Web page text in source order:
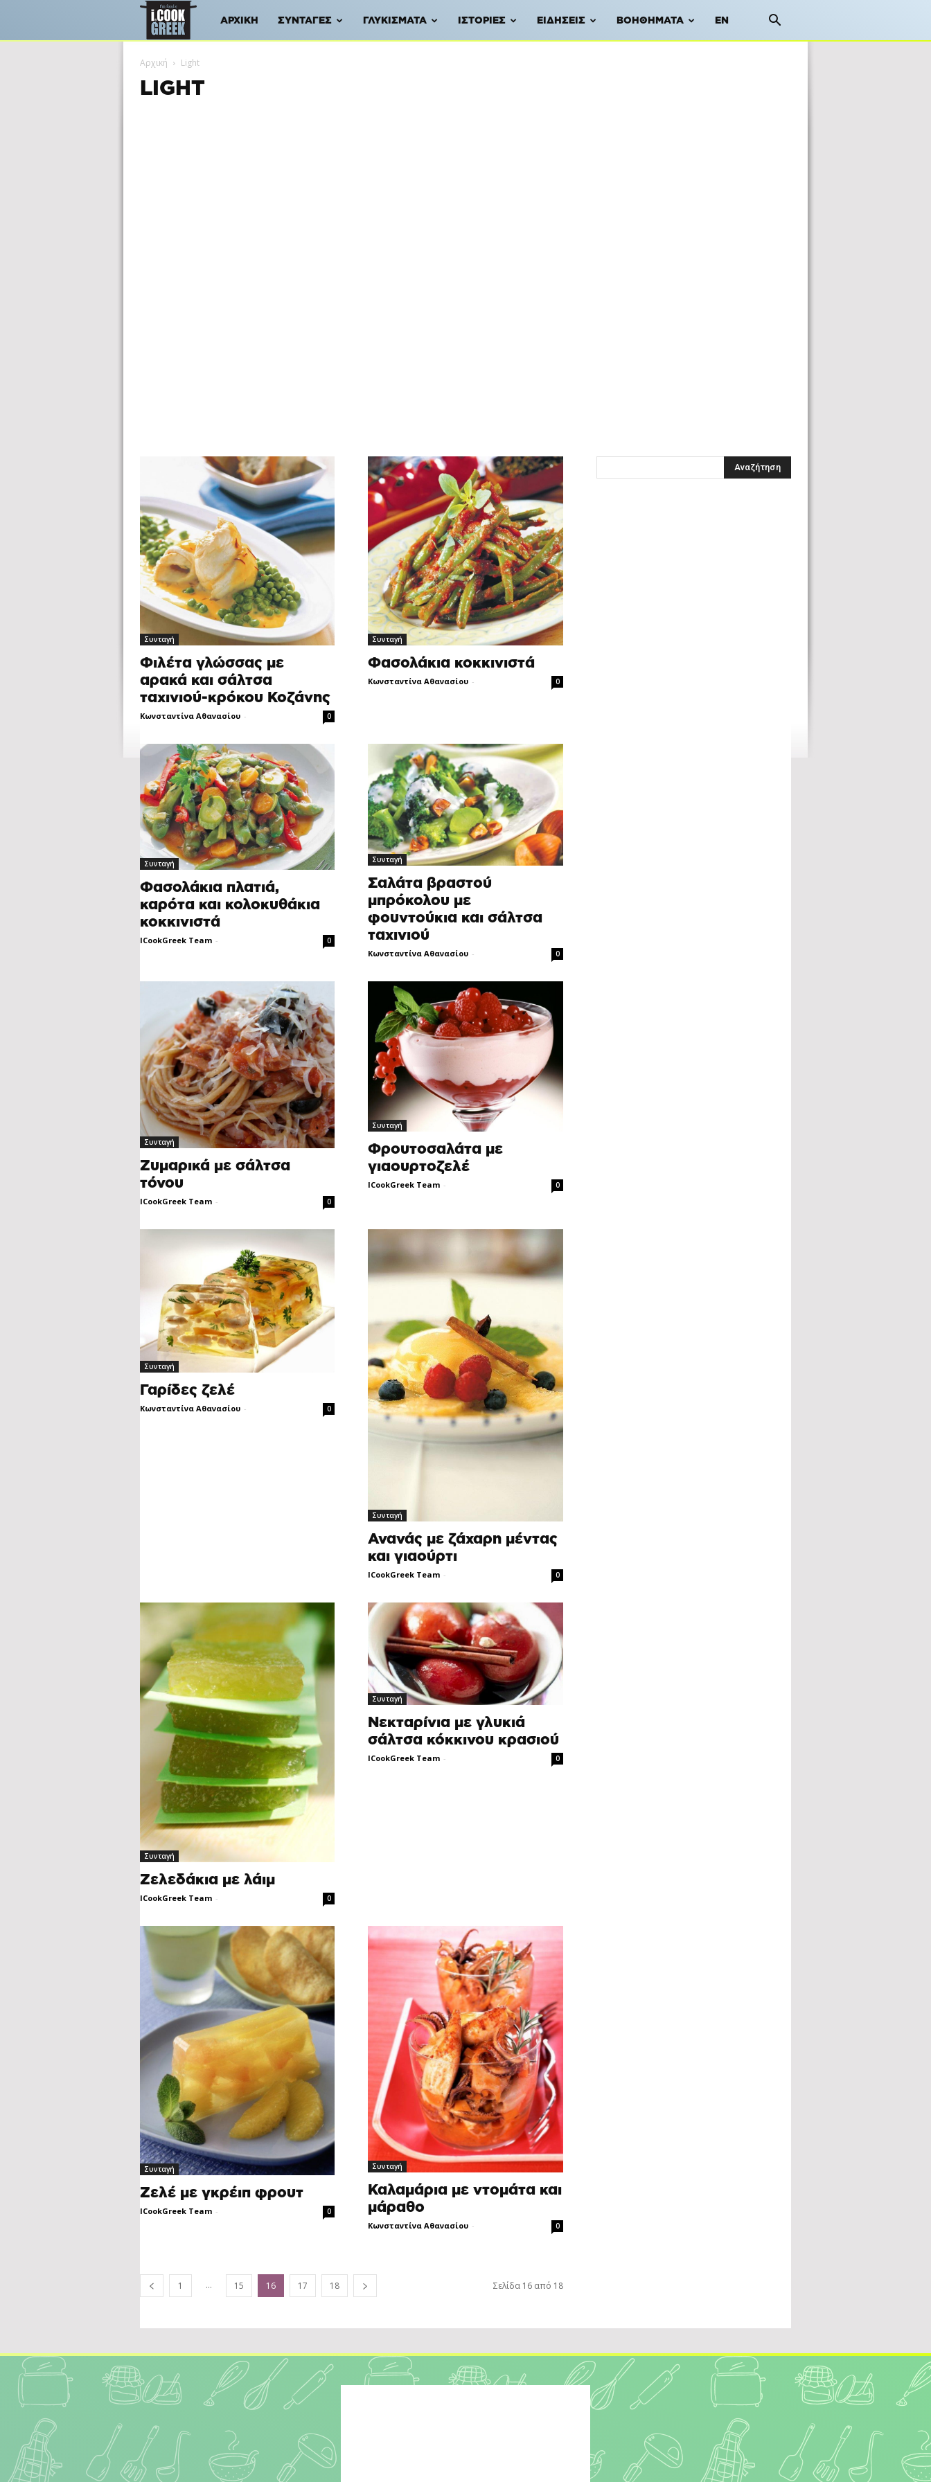
iCookGreek
ΑΡΧΙΚΉ ΣΥΝΤΑΓΈΣ ΓΛΥΚΊΣΜΑΤΑ ΙΣΤΟΡΊΕΣ ΕΙΔΉΣΕΙΣ ΒΟΗΘΉΜΑΤΑ EN
Αρχική Light
LIGHT
Συνταγή
Φιλέτα γλώσσας με
αρακά και σάλτσα
ταχινιού-κρόκου Κοζάνης
Κωνσταντίνα Αθανασίου - 0
Συνταγή
Φασολάκια κοκκινιστά
Κωνσταντίνα Αθανασίου - 0
Συνταγή
Φασολάκια πλατιά,
καρότα και κολοκυθάκια
κοκκινιστά
ICookGreek Team - 0
Συνταγή
Σαλάτα βραστού
μπρόκολου με
φουντούκια και σάλτσα
ταχινιού
Κωνσταντίνα Αθανασίου - 0
Συνταγή
Ζυμαρικά με σάλτσα
τόνου
ICookGreek Team - 0
Συνταγή
Φρουτοσαλάτα με
γιαουρτοζελέ
ICookGreek Team - 0
Συνταγή
Γαρίδες ζελέ
Κωνσταντίνα Αθανασίου - 0
Συνταγή
Ανανάς με ζάχαρη μέντας
και γιαούρτι
ICookGreek Team - 0
Συνταγή
Ζελεδάκια με λάιμ
ICookGreek Team - 0
Συνταγή
Νεκταρίνια με γλυκιά
σάλτσα κόκκινου κρασιού
ICookGreek Team - 0
Συνταγή
Zελέ με γκρέιπ φρουτ
ICookGreek Team - 0
Συνταγή
Καλαµάρια µε ντοµάτα και
μάραθο
Κωνσταντίνα Αθανασίου - 0
1 ... 15 16 17 18 Σελίδα 16 από 18